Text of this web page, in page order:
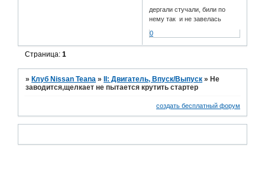
дергали стучали, били по
нему так и не завелась
0
Страница:1
»Клуб Nissan Teana »II: Двигатель, Впуск/Выпуск »Не
заводится,щелкает не пытается крутить стартер
создать бесплатный форум